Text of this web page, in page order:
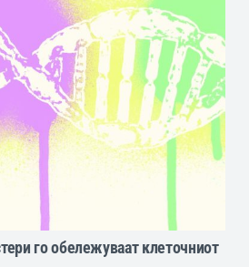
го обележуваат клеточниот